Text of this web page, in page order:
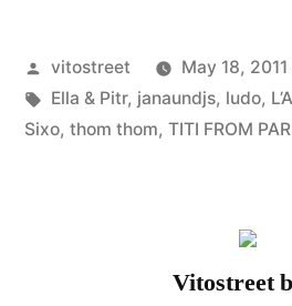
RUE”
Posted
by
vitostreet May 18, 2011
Tags:
Ella & Pitr, janaundjs, ludo,
Sixo, thom thom, TITI FROM
Vitostreet